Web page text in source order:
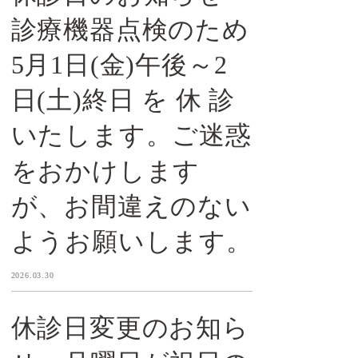
診療機器点検のため
5月1日(金)午後～2
日(土)終日 を 休 診
いたします。ご迷惑
をおかけします
が、お間違えのない
ようお願いします。
2026.03.30
休診日変更のお知ら